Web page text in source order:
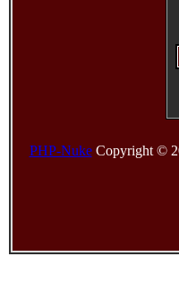
PHP-NukeCopyright ©